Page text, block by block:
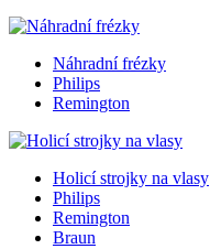
Náhradní frézky
Philips
Remington
Holicí strojky na vlasy
Philips
Remington
Braun